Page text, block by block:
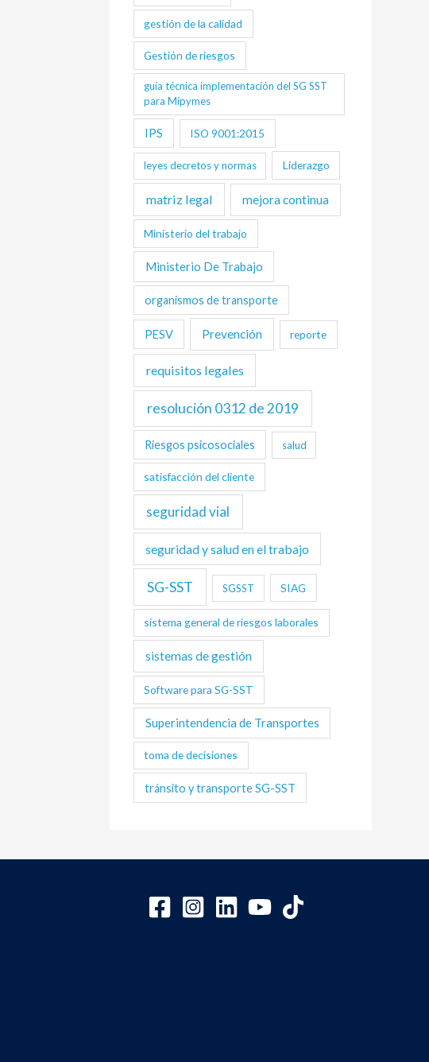
gestión de la calidad
Gestión de riesgos
guía técnica implementación del SG SST
para Mipymes
IPS ISO 9001:2015
leyes decretos y normas Liderazgo
matriz legal mejora continua
Ministerio del trabajo
Ministerio De Trabajo
organismos de transporte
PESV Prevención reporte
requisitos legales
resolución 0312 de 2019
Riesgos psicosociales salud
satisfacción del cliente
seguridad vial
seguridad y salud en el trabajo
SG-SST SGSST SIAG
sistema general de riesgos laborales
sistemas de gestión
Software para SG-SST
Superintendencia de Transportes
toma de decisiones
tránsito y transporte SG-SST